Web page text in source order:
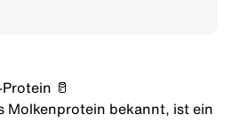
🥛
Molkenprotein bekannt, ist ein